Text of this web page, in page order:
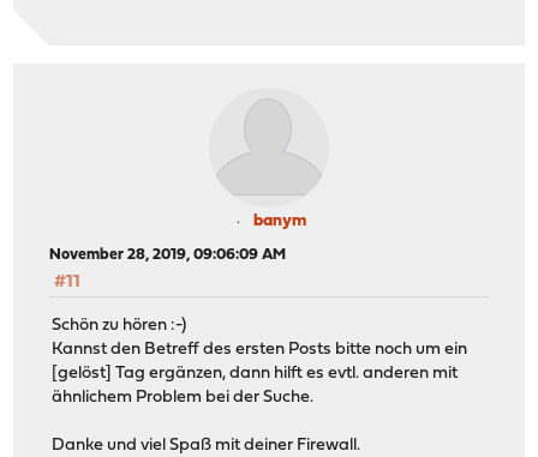
banym
November 28, 2019, 09:06:09 AM
#11
Schön zu hören :-)
Kannst den Betreff des ersten Posts bitte noch um ein
[gelöst] Tag ergänzen, dann hilft es evtl. anderen mit
ähnlichem Problem bei der Suche.
Danke und viel Spaß mit deiner Firewall.